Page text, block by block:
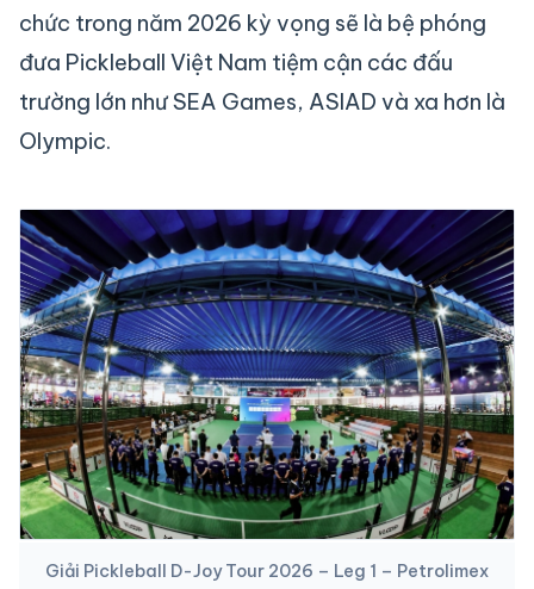
chức trong năm 2026 kỳ vọng sẽ là bệ phóng
đưa Pickleball Việt Nam tiệm cận các đấu
trường lớn như SEA Games, ASIAD và xa hơn là
Olympic.
Giải Pickleball D-Joy Tour 2026 – Leg 1 – Petrolimex